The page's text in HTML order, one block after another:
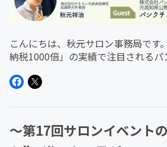
こんにちは、秋元サロン事務局です
納税1000倍」の実績で注目されるパ
対談の主なトピック・ 「ゆるきゃ
〜第17回サロンイベント